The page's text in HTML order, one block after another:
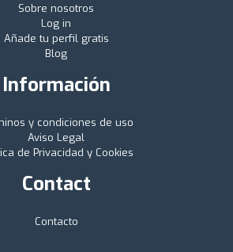
Sobre nosotros
Log in
Añade tu perfil gratis
Blog
Información
y condiciones de uso
Aviso Legal
de Privacidad y Cookies
Contact
Contacto